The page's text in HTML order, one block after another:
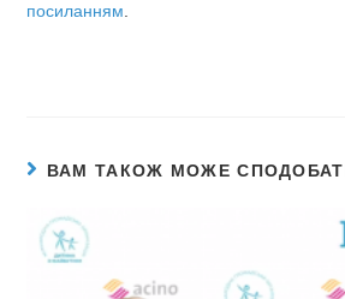
посиланням
ВАМ ТАКОЖ МОЖЕ